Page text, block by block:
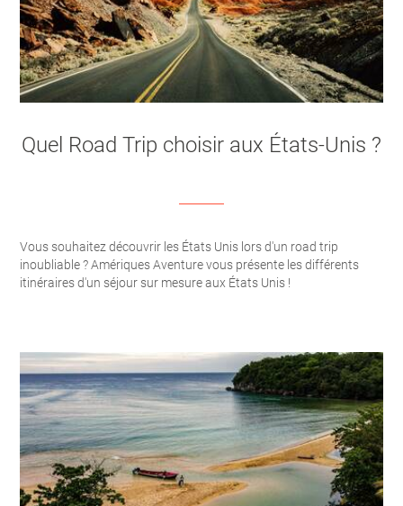
Quel Road Trip choisir aux États-Unis ?
Vous souhaitez découvrir les États Unis lors d'un road trip
inoubliable ? Amériques Aventure vous présente les différents
itinéraires d'un séjour sur mesure aux États Unis !